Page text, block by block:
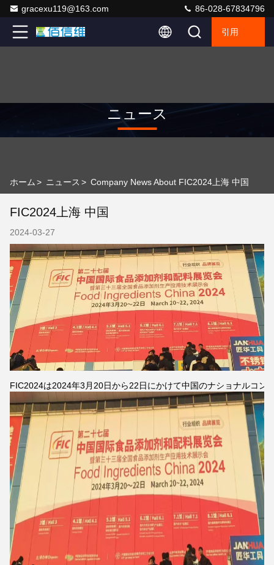
gracexu119@163.com 86-028-67834796
引用
ニュース
ホーム > ニュース > Company News About FIC2024上海 中国
FIC2024上海 中国
2024-03-27
FIC2024は2024年3月20日から22日にかけて中国のナショナルコ